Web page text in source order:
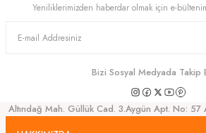
Yeniliklerimizden haberdar olmak için e-
Bizi Sosyal Medyada Takip
Altındağ Mah. Güllük Cad. 3.Aygün Apt. No: 57